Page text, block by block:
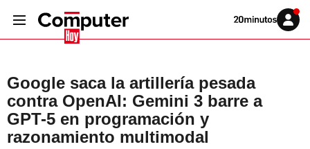
Volver
Iniciar
sesión
Google saca la artillería pesada
contra OpenAI: Gemini 3 barre a
GPT-5 en programación y
razonamiento multimodal